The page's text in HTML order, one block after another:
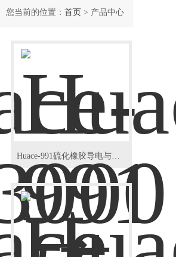
您当前的位置： 首页 > 产品中心
Huace-991硫化橡胶导电与防静电体积电阻率测试仪